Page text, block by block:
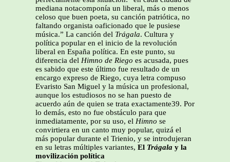
mediana notacomponía un liberal, más o menos
celoso que buen poeta, su canción patriótica, no
faltando organista oaficionado que le pusiese
música.” La canción del Trágala. Cultura y
política popular en el inicio de la revolución
liberal en España política. En este punto, su
diferencia del Himno de Riego es acusada, pues
es sabido que este último fue resultado de un
encargo expreso de Riego, cuya letra compuso
Evaristo San Miguel y la música un profesional,
aunque los estudiosos no se han puesto de
acuerdo aún de quien se trata exactamente39. Por
lo demás, esto no fue obstáculo para que
inmediatamente, por su uso, el Himno se
convirtiera en un canto muy popular, quizá el
más popular durante el Trienio, y se introdujeran
en su letras múltiples variantes, El Trágala y la
movilización política